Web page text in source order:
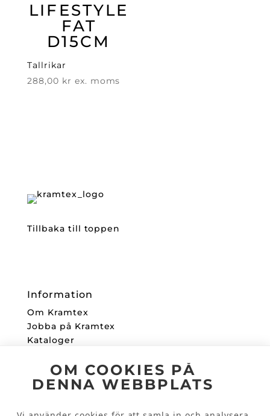
OM COOKIES PÅ
DENNA WEBBPLATS
843,00 kr
LIFESTYLE
FAT
D15CM
Tallrikar
288,00 kr ex. moms
Tillbaka till toppen
Information
Om Kramtex
Jobba på Kramtex
Kataloger
Följ oss